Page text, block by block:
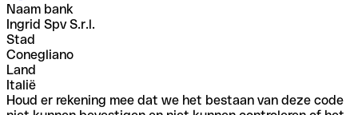
Naam bank
Ingrid Spv S.r.l.
Stad
Conegliano
Land
Italië
Houd er rekening mee dat we het bestaan van deze code